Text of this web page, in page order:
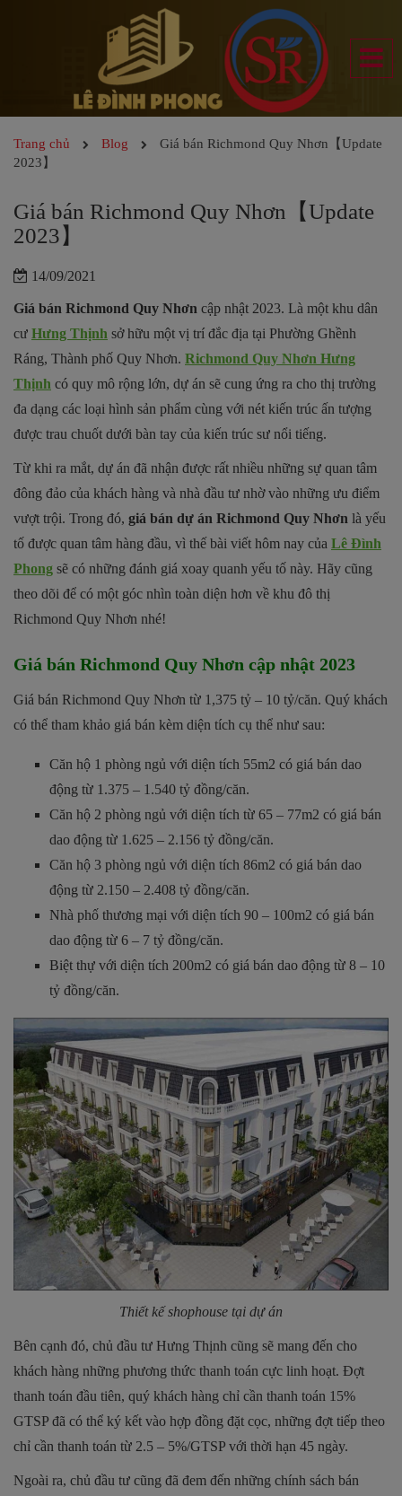
Trang chủ Blog
Giá bán Richmond Quy Nhơn【Update
2023】
Giá bán Richmond Quy Nhơn【Update
2023】
14/09/2021
Giá bán Richmond Quy Nhơn cập nhật 2023. Là một khu dân
cư Hưng Thịnh sở hữu một vị trí đắc địa tại Phường Ghềnh
Ráng, Thành phố Quy Nhơn. Richmond Quy Nhơn Hưng
Thịnh có quy mô rộng lớn, dự án sẽ cung ứng ra cho thị trường
đa dạng các loại hình sản phẩm cùng với nét kiến trúc ấn tượng
được trau chuốt dưới bàn tay của kiến trúc sư nổi tiếng.
Từ khi ra mắt, dự án đã nhận được rất nhiều những sự quan tâm
đông đảo của khách hàng và nhà đầu tư nhờ vào những ưu điểm
vượt trội. Trong đó, giá bán dự án Richmond Quy Nhơn là yếu
tố được quan tâm hàng đầu, vì thế bài viết hôm nay của Lê Đình
Phong sẽ có những đánh giá xoay quanh yếu tố này. Hãy cũng
theo dõi để có một góc nhìn toàn diện hơn về khu đô thị
Richmond Quy Nhơn nhé!
Giá bán Richmond Quy Nhơn cập nhật 2023
Giá bán Richmond Quy Nhơn từ 1,375 tỷ – 10 tỷ/căn. Quý khách
có thể tham khảo giá bán kèm diện tích cụ thể như sau:
Căn hộ 1 phòng ngủ với diện tích 55m2 có giá bán dao
động từ 1.375 – 1.540 tỷ đồng/căn.
Căn hộ 2 phòng ngủ với diện tích từ 65 – 77m2 có giá bán
dao động từ 1.625 – 2.156 tỷ đồng/căn.
Căn hộ 3 phòng ngủ với diện tích 86m2 có giá bán dao
động từ 2.150 – 2.408 tỷ đồng/căn.
Nhà phố thương mại với diện tích 90 – 100m2 có giá bán
dao động từ 6 – 7 tỷ đồng/căn.
Biệt thự với diện tích 200m2 có giá bán dao động từ 8 – 10
tỷ đồng/căn.
Thiết kế shophouse tại dự án
Bên cạnh đó, chủ đầu tư Hưng Thịnh cũng sẽ mang đến cho
khách hàng những phương thức thanh toán cực linh hoạt. Đợt
thanh toán đầu tiên, quý khách hàng chỉ cần thanh toán 15%
GTSP đã có thể ký kết vào hợp đồng đặt cọc, những đợt tiếp theo
chỉ cần thanh toán từ 2.5 – 5%/GTSP với thời hạn 45 ngày.
Ngoài ra, chủ đầu tư cũng đã đem đến những chính sách bán